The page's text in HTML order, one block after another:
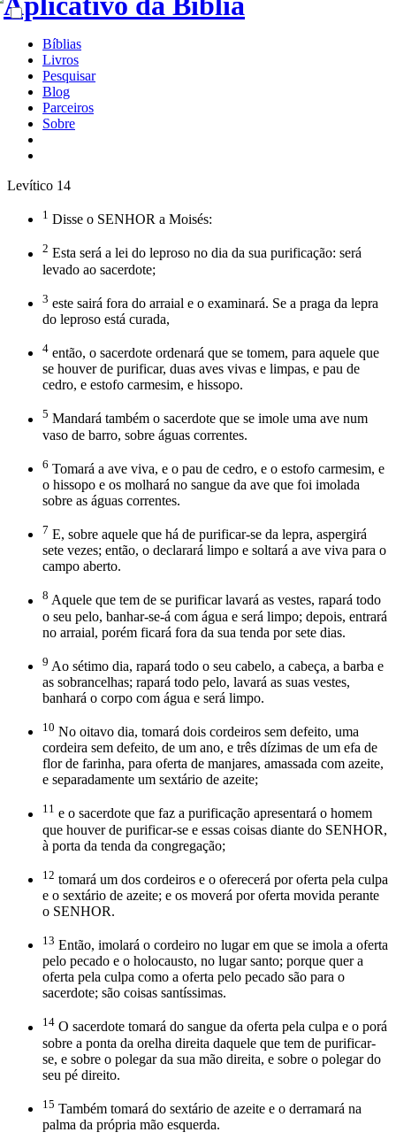
Bíblias
Livros
Pesquisar
Blog
Parceiros
Sobre
Levítico 14
1 Disse o SENHOR a Moisés:
2 Esta será a lei do leproso no dia da sua purificação: será
levado ao sacerdote;
3 este sairá fora do arraial e o examinará. Se a praga da lepra
do leproso está curada,
4 então, o sacerdote ordenará que se tomem, para aquele que
se houver de purificar, duas aves vivas e limpas, e pau de
cedro, e estofo carmesim, e hissopo.
5 Mandará também o sacerdote que se imole uma ave num
vaso de barro, sobre águas correntes.
6 Tomará a ave viva, e o pau de cedro, e o estofo carmesim, e
o hissopo e os molhará no sangue da ave que foi imolada
sobre as águas correntes.
7 E, sobre aquele que há de purificar-se da lepra, aspergirá
sete vezes; então, o declarará limpo e soltará a ave viva para o
campo aberto.
8 Aquele que tem de se purificar lavará as vestes, rapará todo
o seu pelo, banhar-se-á com água e será limpo; depois, entrará
no arraial, porém ficará fora da sua tenda por sete dias.
9 Ao sétimo dia, rapará todo o seu cabelo, a cabeça, a barba e
as sobrancelhas; rapará todo pelo, lavará as suas vestes,
banhará o corpo com água e será limpo.
10 No oitavo dia, tomará dois cordeiros sem defeito, uma
cordeira sem defeito, de um ano, e três dízimas de um efa de
flor de farinha, para oferta de manjares, amassada com azeite,
e separadamente um sextário de azeite;
11 e o sacerdote que faz a purificação apresentará o homem
que houver de purificar-se e essas coisas diante do SENHOR,
à porta da tenda da congregação;
12 tomará um dos cordeiros e o oferecerá por oferta pela culpa
e o sextário de azeite; e os moverá por oferta movida perante
o SENHOR.
13 Então, imolará o cordeiro no lugar em que se imola a oferta
pelo pecado e o holocausto, no lugar santo; porque quer a
oferta pela culpa como a oferta pelo pecado são para o
sacerdote; são coisas santíssimas.
14 O sacerdote tomará do sangue da oferta pela culpa e o porá
sobre a ponta da orelha direita daquele que tem de purificar-
se, e sobre o polegar da sua mão direita, e sobre o polegar do
seu pé direito.
15 Também tomará do sextário de azeite e o derramará na
palma da própria mão esquerda.